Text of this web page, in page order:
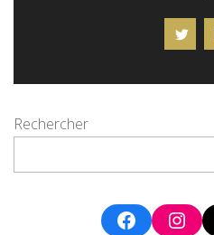
Rechercher
Facebook